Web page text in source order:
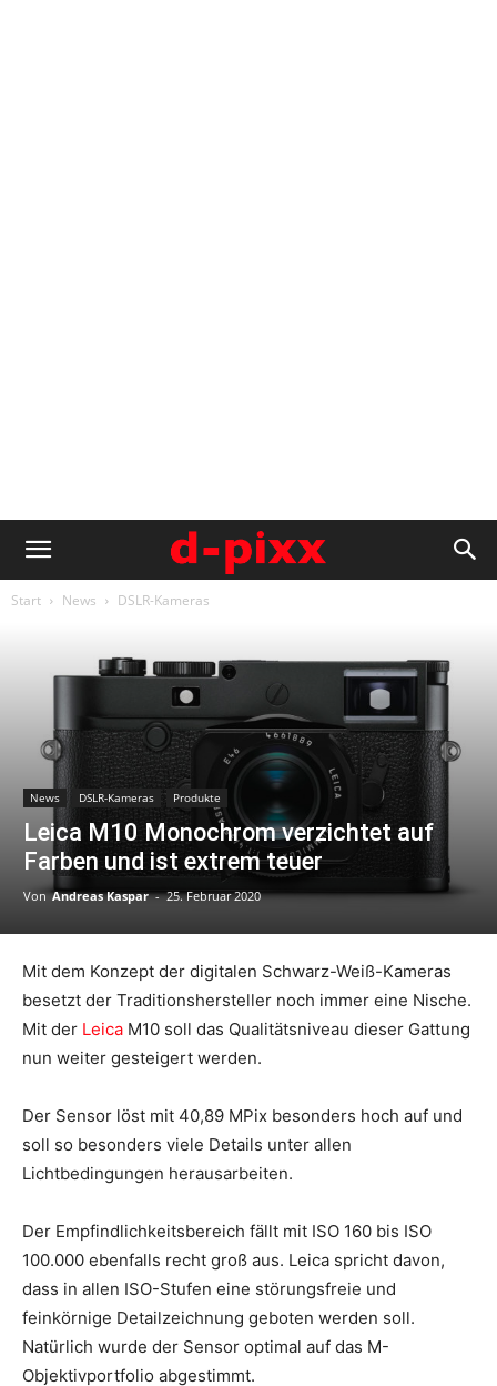
Start News DSLR-Kameras
News DSLR-Kameras Produkte
Leica M10 Monochrom verzichtet auf
Farben und ist extrem teuer
Von Andreas Kaspar - 25. Februar 2020
Mit dem Konzept der digitalen Schwarz-Weiß-Kameras
besetzt der Traditionshersteller noch immer eine Nische.
Mit der Leica M10 soll das Qualitätsniveau dieser Gattung
nun weiter gesteigert werden.
Der Sensor löst mit 40,89 MPix besonders hoch auf und
soll so besonders viele Details unter allen
Lichtbedingungen herausarbeiten.
Der Empfindlichkeitsbereich fällt mit ISO 160 bis ISO
100.000 ebenfalls recht groß aus. Leica spricht davon,
dass in allen ISO-Stufen eine störungsfreie und
feinkörnige Detailzeichnung geboten werden soll.
Natürlich wurde der Sensor optimal auf das M-
Objektivportfolio abgestimmt.